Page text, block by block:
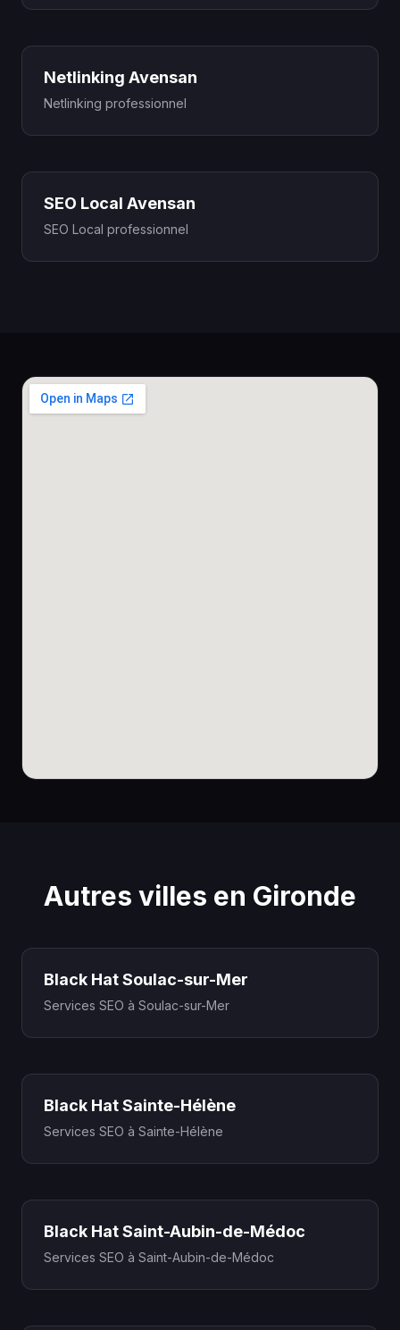
Netlinking Avensan
Netlinking professionnel
SEO Local Avensan
SEO Local professionnel
Autres villes en Gironde
Black Hat Soulac-sur-Mer
Services SEO à Soulac-sur-Mer
Black Hat Sainte-Hélène
Services SEO à Sainte-Hélène
Black Hat Saint-Aubin-de-Médoc
Services SEO à Saint-Aubin-de-Médoc